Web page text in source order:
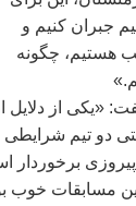
جبران کنيم و
هستيم، چگونه
«يکی از دلايل
وقتی دو تيم شرايطی
پيروزی برخوردار
هرحال اين مسابقات خوب